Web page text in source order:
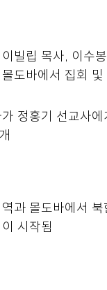
빌립 목사, 이수
도바에서 집회 및
정홍기 선교사에
과 몰도바에서 북
시작됨